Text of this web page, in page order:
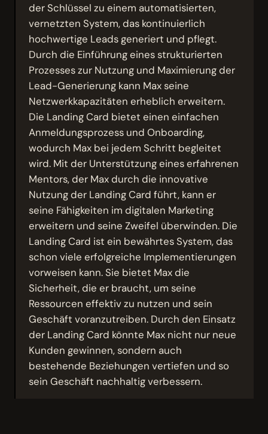
der Schlüssel zu einem automatisierten,
vernetzten System, das kontinuierlich
hochwertige Leads generiert und pflegt.
Durch die Einführung eines strukturierten
Prozesses zur Nutzung und Maximierung der
Lead-Generierung kann Max seine
Netzwerkkapazitäten erheblich erweitern.
Die Landing Card bietet einen einfachen
Anmeldungsprozess und Onboarding,
wodurch Max bei jedem Schritt begleitet
wird. Mit der Unterstützung eines erfahrenen
Mentors, der Max durch die innovative
Nutzung der Landing Card führt, kann er
seine Fähigkeiten im digitalen Marketing
erweitern und seine Zweifel überwinden. Die
Landing Card ist ein bewährtes System, das
schon viele erfolgreiche Implementierungen
vorweisen kann. Sie bietet Max die
Sicherheit, die er braucht, um seine
Ressourcen effektiv zu nutzen und sein
Geschäft voranzutreiben. Durch den Einsatz
der Landing Card könnte Max nicht nur neue
Kunden gewinnen, sondern auch
bestehende Beziehungen vertiefen und so
sein Geschäft nachhaltig verbessern.